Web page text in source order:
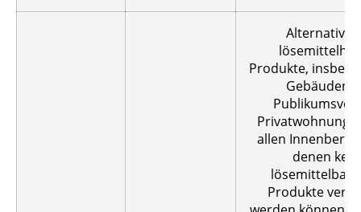
Alternative
Produkte,
Gebäuden
allen
denen
Produkte